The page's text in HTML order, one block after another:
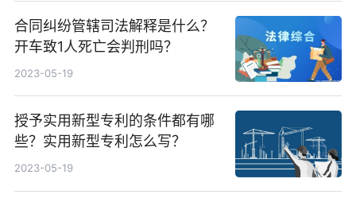
合同纠纷管辖司法解释是什么？
开车致1人死亡会判刑吗？
2023-05-19
授予实用新型专利的条件都有哪
些？实用新型专利怎么写？
2023-05-19